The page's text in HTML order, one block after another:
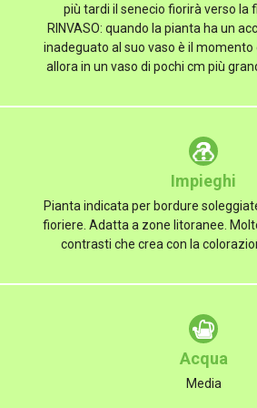
più tardi il senecio fiorirà verso la
RINVASO: quando la pianta ha un
inadeguato al suo vaso è il momento
allora in un vaso di pochi cm più
Impieghi
Pianta indicata per bordure
fioriere. Adatta a zone litoranee.
contrasti che crea con la
Acqua
Media